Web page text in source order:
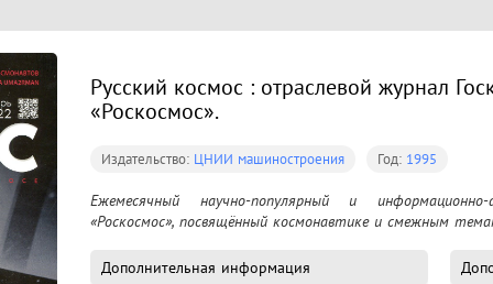
Русский космос : отраслевой журнал
«Роскосмос».
Издательство: ЦНИИ машиностроения Год: 1995
Ежемесячный научно-популярный и информационно-
«Роскосмос», посвящённый космонавтике и смежным
Дополнительная информация